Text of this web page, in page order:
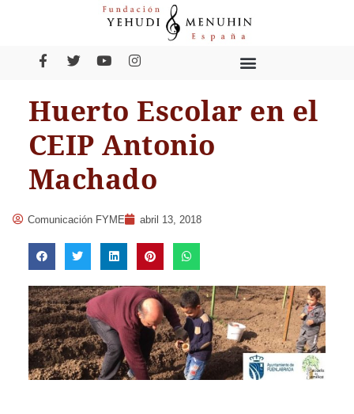
Huerto Escolar en el
CEIP Antonio
Machado
Comunicación FYME abril 13, 2018